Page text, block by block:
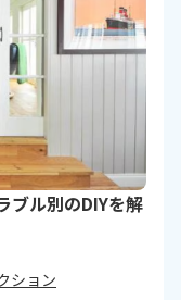
ブル別のDIYを解
ション